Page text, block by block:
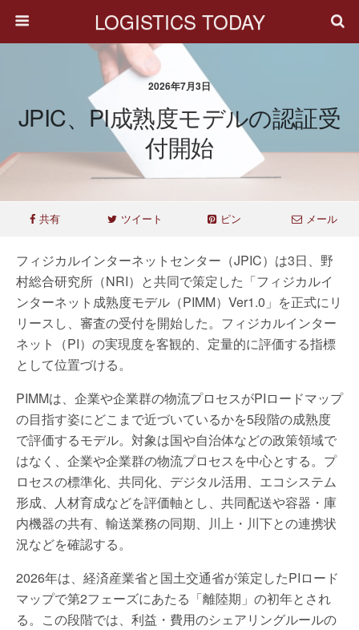
LOGISTICS TODAY
2026年7月3日
JPIC、PI成熟度モデルの認証受
付開始
共有 ツイート ピン メール
フィジカルインターネットセンター（JPIC）は3日、野
村総合研究所（NRI）と共同で策定した「フィジカルイ
ンターネット成熟度モデル（PIMM）Ver1.0」を正式にリ
リースし、審査の受付を開始した。フィジカルインター
ネット（PI）の実現度を客観的、定量的に評価する指標
として位置づける。
PIMMは、企業や企業群の物流プロセスがPIロードマップ
の目指す姿にどこまで近づいているかを5段階の成熟度
で評価するモデル。対象は国や自治体などの政策領域で
はなく、企業や企業群の物流プロセスを中心とする。プ
ロセスの標準化、共同化、デジタル活用、エコシステム
形成、人材育成などを評価軸とし、共同配送や容器・庫
内機器の共有、輸送業務の同期、川上・川下との連携状
況などを確認する。
2026年は、経済産業省と国土交通省が策定したPIロード
マップで第2フェーズにあたる「離陸期」の初年とされ
る。この段階では、利益・費用のシェアリングルールの